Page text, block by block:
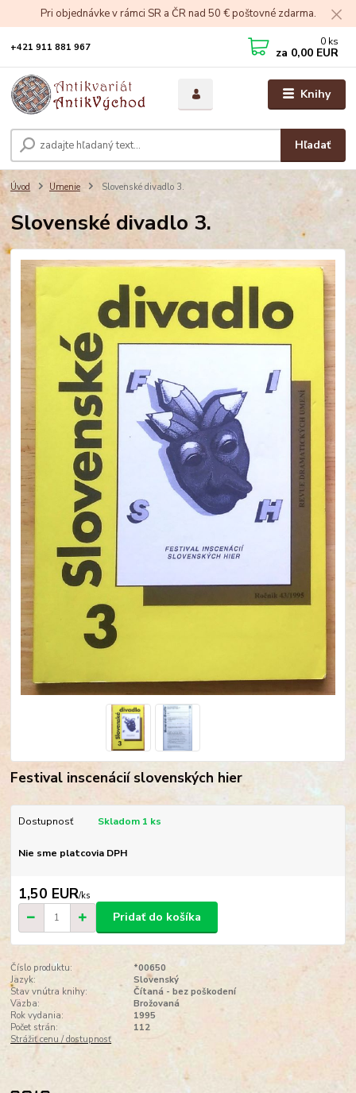
Pri objednávke v rámci SR a ČR nad 50 € poštovné zdarma.
Knihy
Hľadať
+421 911 881 967 0 ks
za 0,00 EUR
Úvod Umenie Slovenské divadlo 3.
Slovenské divadlo 3.
Festival inscenácií slovenských hier
Dostupnosť Skladom 1 ks
Nie sme platcovia DPH
1,50 EUR/ks
Pridať do košíka
Číslo produktu:
*00650
Jazyk:
Slovenský
Stav vnútra knihy:
Čítaná - bez poškodení
Väzba:
Brožovaná
Rok vydania:
1995
Počet strán:
112
Strážiť cenu / dostupnosť